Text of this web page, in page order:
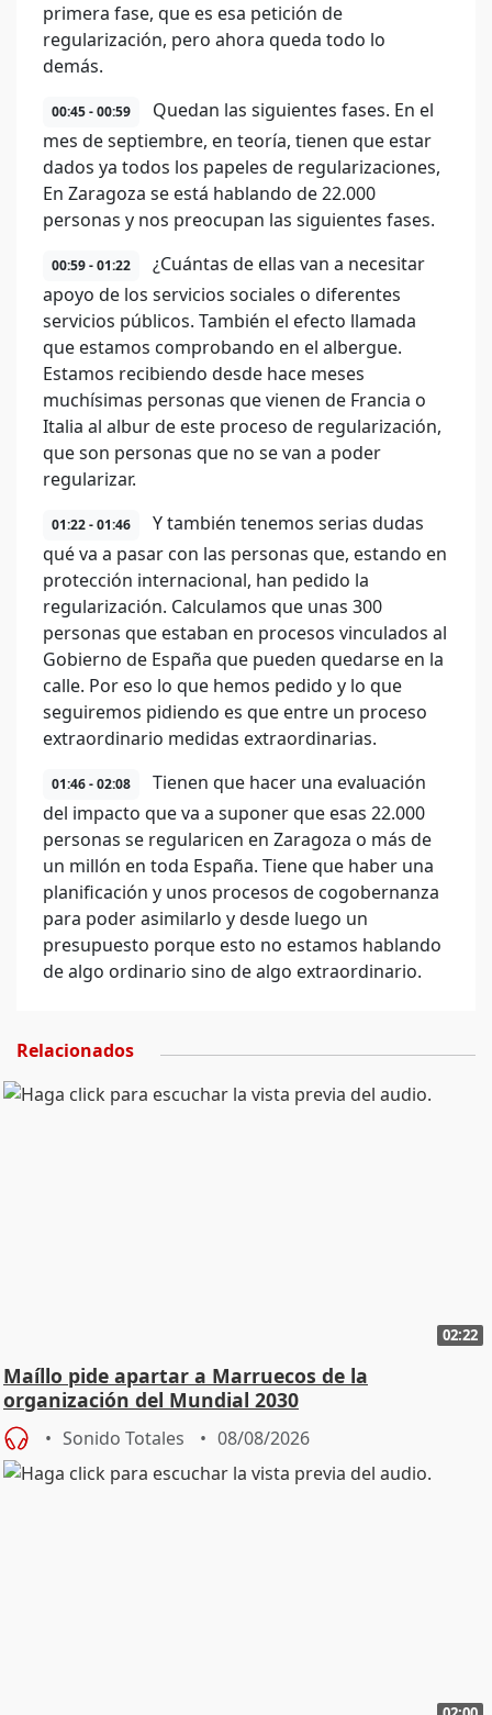
primera fase, que es esa petición de
regularización, pero ahora queda todo lo
demás.
00:45 - 00:59
Quedan las siguientes fases. En el
mes de septiembre, en teoría, tienen que estar
dados ya todos los papeles de regularizaciones,
En Zaragoza se está hablando de 22.000
personas y nos preocupan las siguientes fases.
00:59 - 01:22
¿Cuántas de ellas van a necesitar
apoyo de los servicios sociales o diferentes
servicios públicos. También el efecto llamada
que estamos comprobando en el albergue.
Estamos recibiendo desde hace meses
muchísimas personas que vienen de Francia o
Italia al albur de este proceso de regularización,
que son personas que no se van a poder
regularizar.
01:22 - 01:46
Y también tenemos serias dudas
qué va a pasar con las personas que, estando en
protección internacional, han pedido la
regularización. Calculamos que unas 300
personas que estaban en procesos vinculados al
Gobierno de España que pueden quedarse en la
calle. Por eso lo que hemos pedido y lo que
seguiremos pidiendo es que entre un proceso
extraordinario medidas extraordinarias.
01:46 - 02:08
Tienen que hacer una evaluación
del impacto que va a suponer que esas 22.000
personas se regularicen en Zaragoza o más de
un millón en toda España. Tiene que haber una
planificación y unos procesos de cogobernanza
para poder asimilarlo y desde luego un
presupuesto porque esto no estamos hablando
de algo ordinario sino de algo extraordinario.
Relacionados
02:22
Maíllo pide apartar a Marruecos de la
organización del Mundial 2030
Sonido Totales 08/08/2026